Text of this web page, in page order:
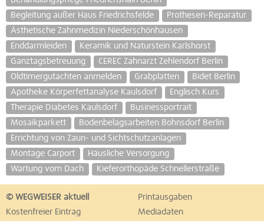
Begleitung außer Haus Friedrichsfelde
Prothesen-Reparatur
Ästhetische Zahnmedizin Niederschönhausen
Enddarmleiden
Keramik und Naturstein Karlshorst
Ganztagsbetreuung
CEREC Zahnarzt Zehlendorf Berlin
Oldtimergutachten anmelden
Grabplatten
Bidet Berlin
Apotheke Körperfettanalyse Kaulsdorf
Englisch Kurs
Therapie Diabetes Kaulsdorf
Businessportrait
Mosaikparkett
Bodenbelagsarbeiten Bohnsdorf Berlin
Errichtung von Zaun- und Sichtschutzanlagen
Montage Carport
Häusliche Versorgung
Wartung vom Dach
Kieferorthopäde Schnellerstraße
© WEGWEISER aktuell
Printausgaben
Kostenfreier Eintrag
Mediadaten